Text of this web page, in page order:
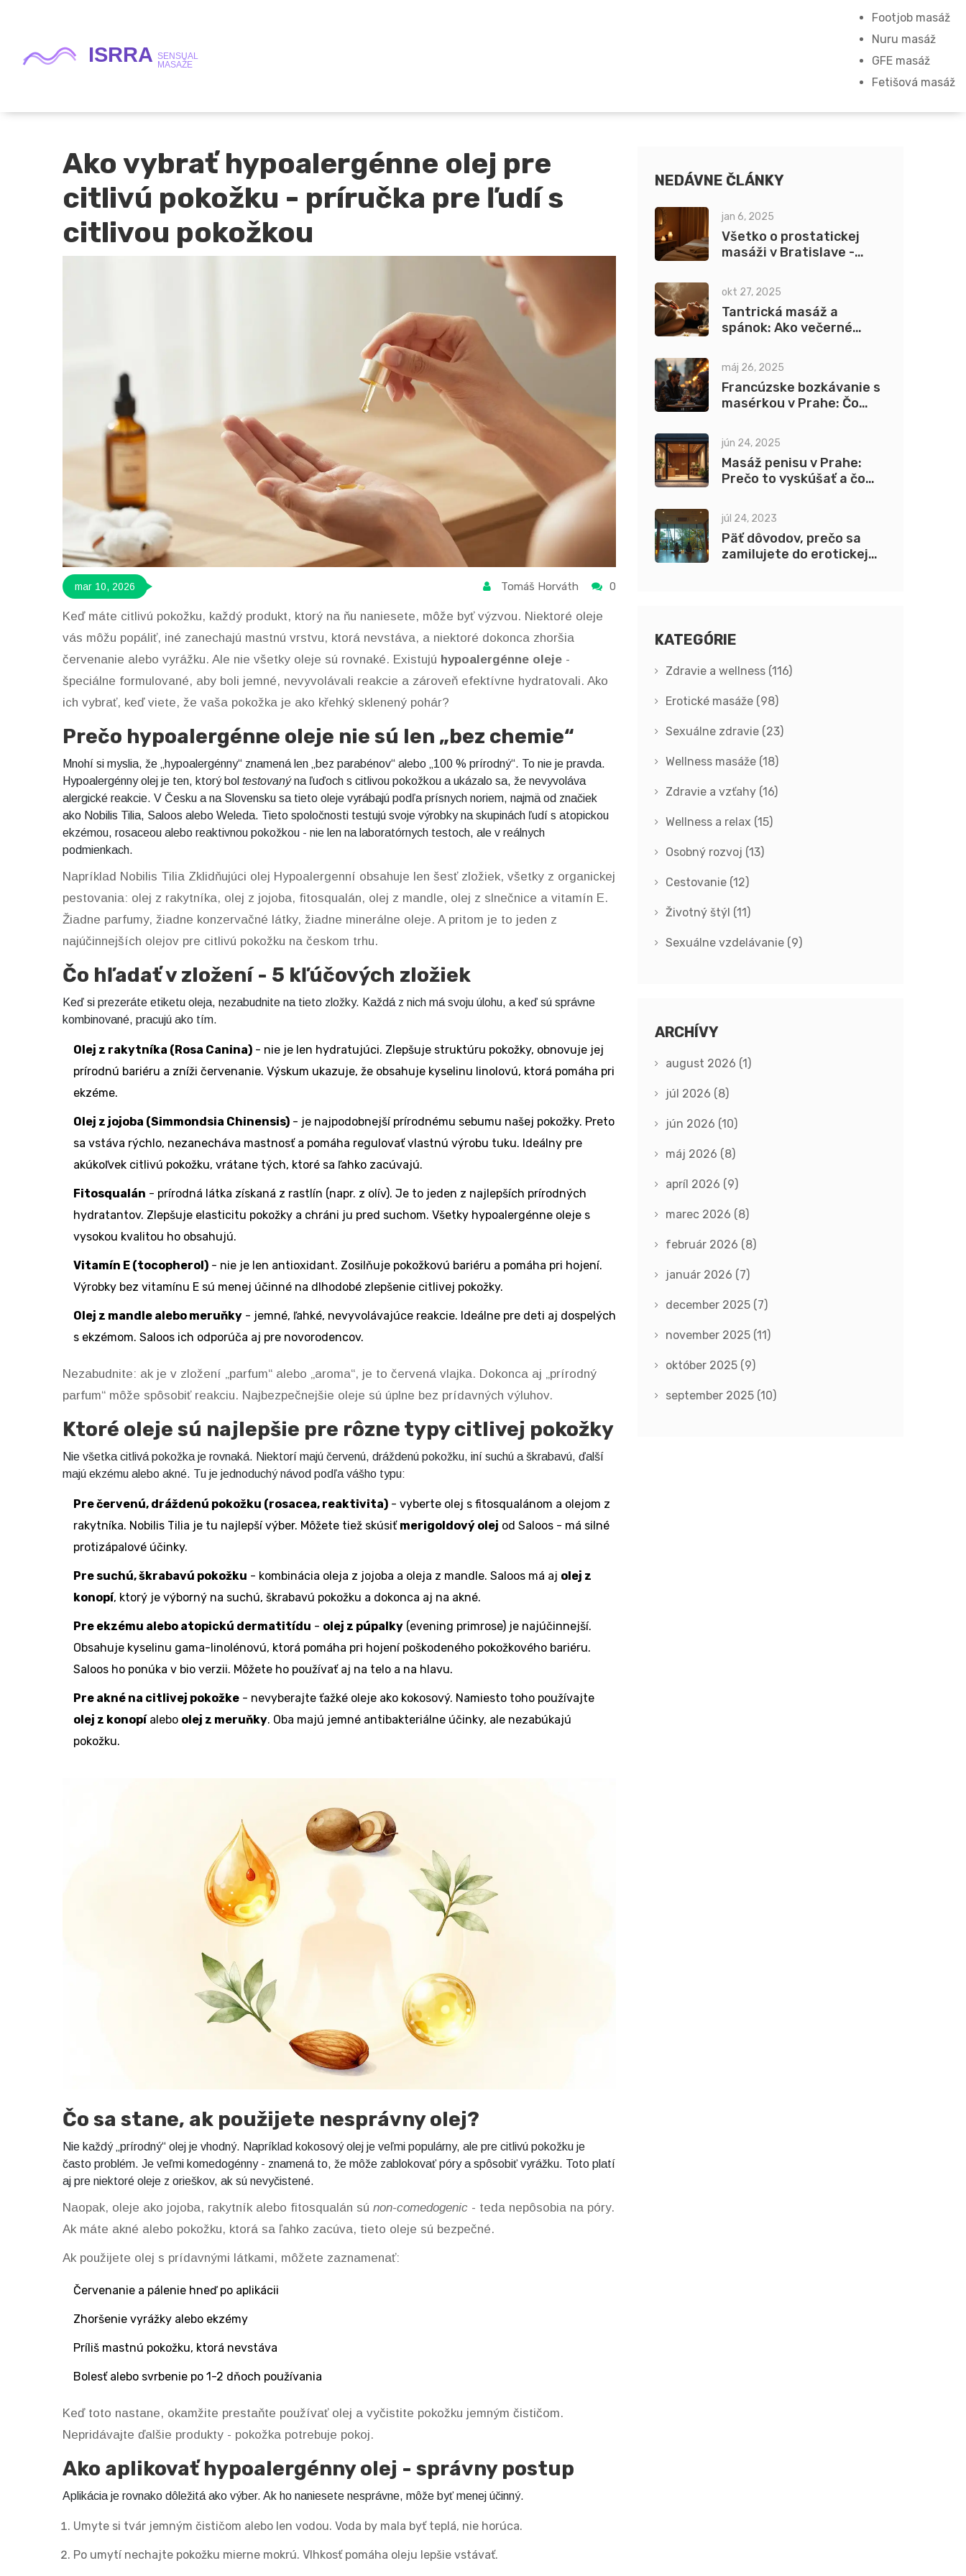
Footjob masáž
Nuru masáž
GFE masáž
Fetišová masáž
Ako vybrať hypoalergénne olej pre
citlivú pokožku - príručka pre ľudí s
citlivou pokožkou
mar 10, 2026 Tomáš Horváth 0
Keď máte citlivú pokožku, každý produkt, ktorý na ňu naniesete, môže byť výzvou. Niektoré oleje
vás môžu popáliť, iné zanechajú mastnú vrstvu, ktorá nevstáva, a niektoré dokonca zhoršia
červenanie alebo vyrážku. Ale nie všetky oleje sú rovnaké. Existujú hypoalergénne oleje -
špeciálne formulované, aby boli jemné, nevyvolávali reakcie a zároveň efektívne hydratovali. Ako
ich vybrať, keď viete, že vaša pokožka je ako křehký sklenený pohár?
Prečo hypoalergénne oleje nie sú len „bez chemie“
Mnohí si myslia, že „hypoalergénny“ znamená len „bez parabénov“ alebo „100 % prírodný“. To nie je pravda.
Hypoalergénny olej je ten, ktorý bol testovanýna ľuďoch s citlivou pokožkou a ukázalo sa, že nevyvoláva
alergické reakcie. V Česku a na Slovensku sa tieto oleje vyrábajú podľa prísnych noriem, najmä od značiek
ako Nobilis Tilia, Saloos alebo Weleda. Tieto spoločnosti testujú svoje výrobky na skupinách ľudí s atopickou
ekzémou, rosaceou alebo reaktivnou pokožkou - nie len na laboratórnych testoch, ale v reálnych
podmienkach.
Napríklad Nobilis Tilia Zklidňujúci olej Hypoalergenní obsahuje len šesť zložiek, všetky z organickej
pestovania: olej z rakytníka, olej z jojoba, fitosqualán, olej z mandle, olej z slnečnice a vitamín E.
Žiadne parfumy, žiadne konzervačné látky, žiadne minerálne oleje. A pritom je to jeden z
najúčinnejších olejov pre citlivú pokožku na českom trhu.
Čo hľadať v zložení - 5 kľúčových zložiek
Keď si prezeráte etiketu oleja, nezabudnite na tieto zložky. Každá z nich má svoju úlohu, a keď sú správne
kombinované, pracujú ako tím.
Olej z rakytníka (Rosa Canina) - nie je len hydratujúci. Zlepšuje struktúru pokožky, obnovuje jej
prírodnú bariéru a zníži červenanie. Výskum ukazuje, že obsahuje kyselinu linolovú, ktorá pomáha pri
ekzéme.
Olej z jojoba (Simmondsia Chinensis) - je najpodobnejší prírodnému sebumu našej pokožky. Preto
sa vstáva rýchlo, nezanecháva mastnosť a pomáha regulovať vlastnú výrobu tuku. Ideálny pre
akúkoľvek citlivú pokožku, vrátane tých, ktoré sa ľahko zacúvajú.
Fitosqualán - prírodná látka získaná z rastlín (napr. z olív). Je to jeden z najlepších prírodných
hydratantov. Zlepšuje elasticitu pokožky a chráni ju pred suchom. Všetky hypoalergénne oleje s
vysokou kvalitou ho obsahujú.
Vitamín E (tocopherol) - nie je len antioxidant. Zosilňuje pokožkovú bariéru a pomáha pri hojení.
Výrobky bez vitamínu E sú menej účinné na dlhodobé zlepšenie citlivej pokožky.
Olej z mandle alebo meruňky - jemné, ľahké, nevyvolávajúce reakcie. Ideálne pre deti aj dospelých
s ekzémom. Saloos ich odporúča aj pre novorodencov.
Nezabudnite: ak je v zložení „parfum“ alebo „aroma“, je to červená vlajka. Dokonca aj „prírodný
parfum“ môže spôsobiť reakciu. Najbezpečnejšie oleje sú úplne bez prídavných výluhov.
Ktoré oleje sú najlepšie pre rôzne typy citlivej pokožky
Nie všetka citlivá pokožka je rovnaká. Niektorí majú červenú, dráždenú pokožku, iní suchú a škrabavú, ďalší
majú ekzému alebo akné. Tu je jednoduchý návod podľa vášho typu:
Pre červenú, dráždenú pokožku (rosacea, reaktivita) - vyberte olej s fitosqualánom a olejom z
rakytníka. Nobilis Tilia je tu najlepší výber. Môžete tiež skúsiť merigoldový olej od Saloos - má silné
protizápalové účinky.
Pre suchú, škrabavú pokožku - kombinácia oleja z jojoba a oleja z mandle. Saloos má aj olej z
konopí, ktorý je výborný na suchú, škrabavú pokožku a dokonca aj na akné.
Pre ekzému alebo atopickú dermatitídu - olej z púpalky (evening primrose) je najúčinnejší.
Obsahuje kyselinu gama-linolénovú, ktorá pomáha pri hojení poškodeného pokožkového bariéru.
Saloos ho ponúka v bio verzii. Môžete ho používať aj na telo a na hlavu.
Pre akné na citlivej pokožke - nevyberajte ťažké oleje ako kokosový. Namiesto toho používajte
olej z konopíalebo olej z meruňky. Oba majú jemné antibakteriálne účinky, ale nezabúkajú
pokožku.
Čo sa stane, ak použijete nesprávny olej?
Nie každý „prírodný“ olej je vhodný. Napríklad kokosový olej je veľmi populárny, ale pre citlivú pokožku je
často problém. Je veľmi komedogénny - znamená to, že môže zablokovať póry a spôsobiť vyrážku. Toto platí
aj pre niektoré oleje z orieškov, ak sú nevyčistené.
Naopak, oleje ako jojoba, rakytník alebo fitosqualán sú non-comedogenic - teda nepôsobia na póry.
Ak máte akné alebo pokožku, ktorá sa ľahko zacúva, tieto oleje sú bezpečné.
Ak použijete olej s prídavnými látkami, môžete zaznamenať:
Červenanie a pálenie hneď po aplikácii
Zhoršenie vyrážky alebo ekzémy
Príliš mastnú pokožku, ktorá nevstáva
Bolesť alebo svrbenie po 1-2 dňoch používania
Keď toto nastane, okamžite prestaňte používať olej a vyčistite pokožku jemným čističom.
Nepridávajte ďalšie produkty - pokožka potrebuje pokoj.
Ako aplikovať hypoalergénny olej - správny postup
Aplikácia je rovnako dôležitá ako výber. Ak ho naniesete nesprávne, môže byť menej účinný.
Umyte si tvár jemným čističom alebo len vodou. Voda by mala byť teplá, nie horúca.
Po umytí nechajte pokožku mierne mokrú. Vlhkosť pomáha oleju lepšie vstávať.
NEDÁVNE ČLÁNKY
jan 6, 2025
Všetko o prostatickej
masáži v Bratislave -
okt 27, 2025
Tantrická masáž a
spánok: Ako večerné
spánku
máj 26, 2025
Francúzske bozkávanie s
masérkou v Prahe: Čo
jún 24, 2025
Masáž penisu v Prahe:
Prečo to vyskúšať a čo
júl 24, 2023
Päť dôvodov, prečo sa
zamilujete do erotickej
KATEGÓRIE
Zdravie a wellness (116)
Erotické masáže (98)
Sexuálne zdravie (23)
Wellness masáže (18)
Zdravie a vzťahy (16)
Wellness a relax (15)
Osobný rozvoj (13)
Cestovanie (12)
Životný štýl (11)
Sexuálne vzdelávanie (9)
ARCHÍVY
august 2026 (1)
júl 2026 (8)
jún 2026 (10)
máj 2026 (8)
apríl 2026 (9)
marec 2026 (8)
február 2026 (8)
január 2026 (7)
december 2025 (7)
november 2025 (11)
október 2025 (9)
september 2025 (10)